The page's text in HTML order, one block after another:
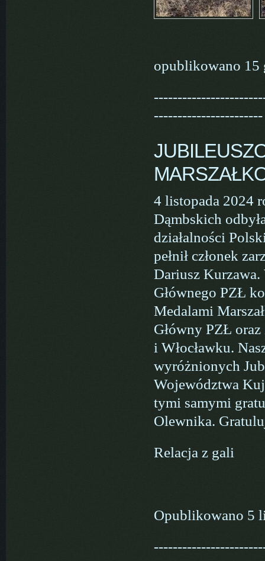
opublikowano 15
-----------------------
4 listopada 2024
Dąmbskich
działalności
pełnił członek
Dariusz Kurzawa.
Głównego PZŁ
Medalami
Główny PZŁ
i Włocławku.
wyróżnionych
Województwa
tymi samymi
Olewnika.
Relacja z gali
Opublikowano 5